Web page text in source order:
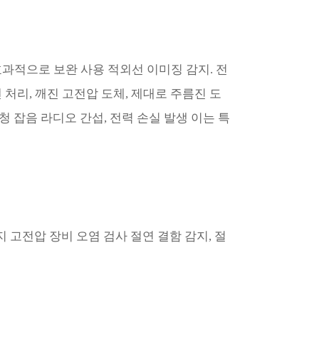
적으로 보완 사용 적외선 이미징 감지. 전
리, 깨진 고전압 도체, 제대로 주름진 도
잡음 라디오 간섭, 전력 손실 발생 이는 특
고전압 장비 오염 검사 절연 결함 감지, 절